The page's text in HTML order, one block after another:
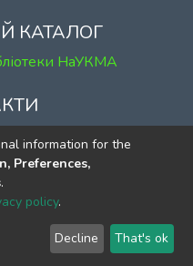
КАТАЛОГ
НаУКМА
Сковороди, 2
69-31
information for the
Preferences,
.
policy.
Decline That's ok